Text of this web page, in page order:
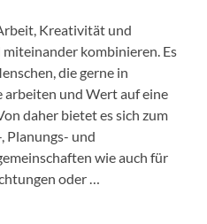
Kreativität und
kombinieren. Es
die gerne in
und Wert auf eine
daher bietet es sich zum
Planungs- und
wie auch für
oder …